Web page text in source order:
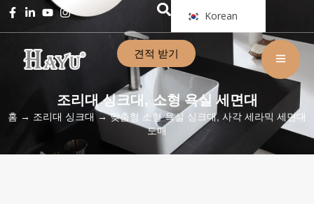
Korean
견적 받기
조리대 싱크대 , 소형 욕실 세면대
홈 → 조리대 싱크대→ 맞춤형 소형 욕실 싱크대, 사각 세라믹 세면대
도매